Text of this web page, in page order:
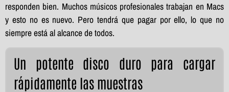
responden bien. Muchos músicos profesionales trabajan en Macs
y esto no es nuevo. Pero tendrá que pagar por ello, lo que no
siempre está al alcance de todos.
Un potente disco duro para cargar
rápidamente las muestras